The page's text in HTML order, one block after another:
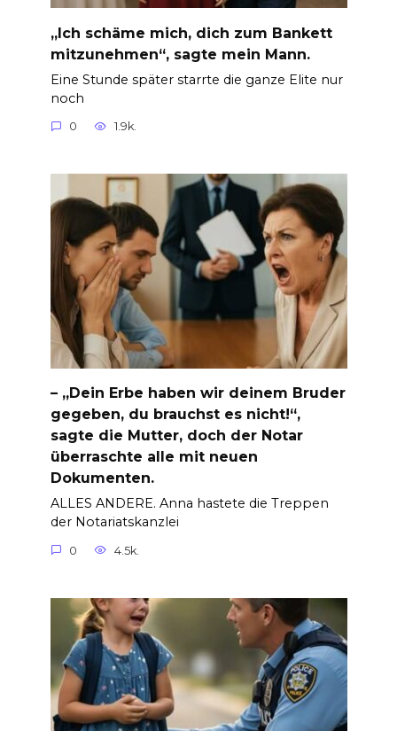
„Ich schäme mich, dich zum Bankett
mitzunehmen“, sagte mein Mann.
Eine Stunde später starrte die ganze Elite nur
noch
0 1.9k.
– „Dein Erbe haben wir deinem Bruder
gegeben, du brauchst es nicht!“,
sagte die Mutter, doch der Notar
überraschte alle mit neuen
Dokumenten.
ALLES ANDERE. Anna hastete die Treppen
der Notariatskanzlei
0 4.5k.